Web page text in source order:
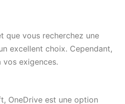
que vous recherchez une
excellent choix. Cependant,
exigences.
OneDrive est une option